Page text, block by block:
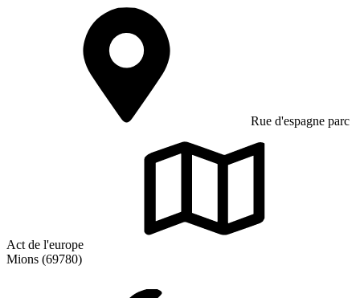
Rue d'espagne parc
Act de l'europe
Mions (69780)